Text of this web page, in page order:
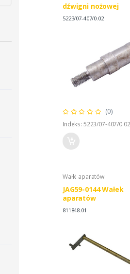
dźwigni nożowej
5223/07-407/0.02
(0)
Indeks: 5223/07-407/0.02
Wałki aparatów
JAG59-0144 Wałek
aparatów
811848.01